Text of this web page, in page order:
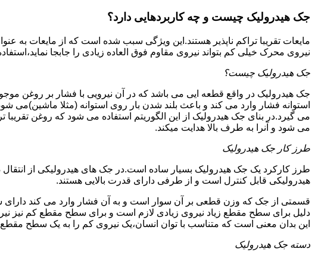
جک هیدرولیک چیست و چه کاربردهایی دارد؟
مایعات تقریبا تراکم ناپذیر هستند.این ویژگی سبب شده است که از مایعات به
نیروی محرک خیلی کم بتواند نیروی مقاوم فوق العاده زیادی را جابجا
جک هیدرولیک چیست؟
جک هیدرولیک در واقع قطعه ایی می باشد که در آن نیرویی با فشار بر روغن
استوانه فشار وارد می کند و باعث بلند شدن بار روی استوانه (مثلا ماشین)می
می گیرد.در بنای جک هیدرولیک از این الگوریتم استفاده می شود که روغن
می شود و آنرا به طرف بالا هدایت میکند.
طرز کار جک هیدرولیک
طرز کارکرد یک جک هیدرولیک بسیار ساده است.در جک های هیدرولیکی از
هیدرولیکی قابل کنترل است و از طرفی دارای قدرت بالایی هستند.
قسمتی از جک که وزن قطعی بر آن سوار است و به آن فشار وارد می کند
دلیل برای سطح مقطع زیاد نیروی زیادی لازم است و برای سطح مقطع کم نیز
این بدان معنی است که متناسب با توان انسان،یک نیروی کم را به یک سطح
دسته جک هیدرولیک